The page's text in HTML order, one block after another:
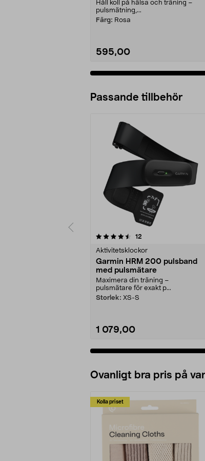
Håll koll på hälsa och träning –
pulsmätning,...
Färg: Rosa
595,00
Passande tillbehör
12
Aktivitetsklockor
Garmin HRM 200 pulsband
med pulsmätare
Maximera din träning –
pulsmätare för exakt p...
Storlek: XS-S
1 079,00
4.5av 5 stjärnor
Ovanligt bra pris på
Kolla priset